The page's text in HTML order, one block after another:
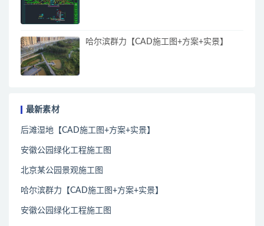
哈尔滨群力【CAD施工图+方案+实景】
最新素材
后滩湿地【CAD施工图+方案+实景】
安徽公园绿化工程施工图
北京某公园景观施工图
哈尔滨群力【CAD施工图+方案+实景】
安徽公园绿化工程施工图